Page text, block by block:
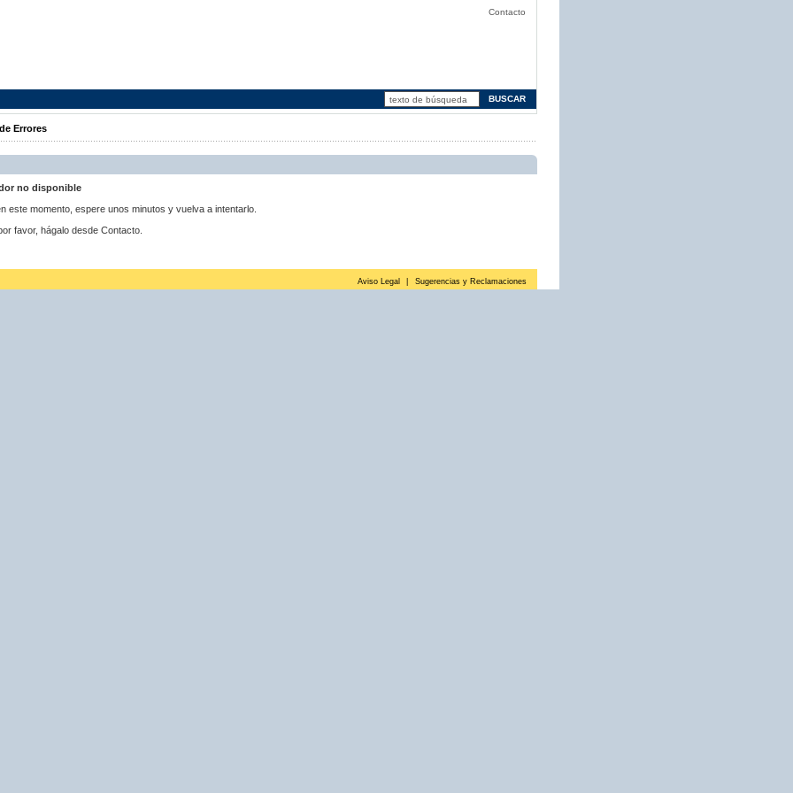
Contacto
Errores
no disponible
este momento, espere unos minutos y vuelva a intentarlo.
favor, hágalo desde Contacto.
Aviso Legal Sugerencias y Reclamaciones